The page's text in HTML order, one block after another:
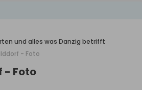
und alles was Danzig betrifft
- Foto
- Foto